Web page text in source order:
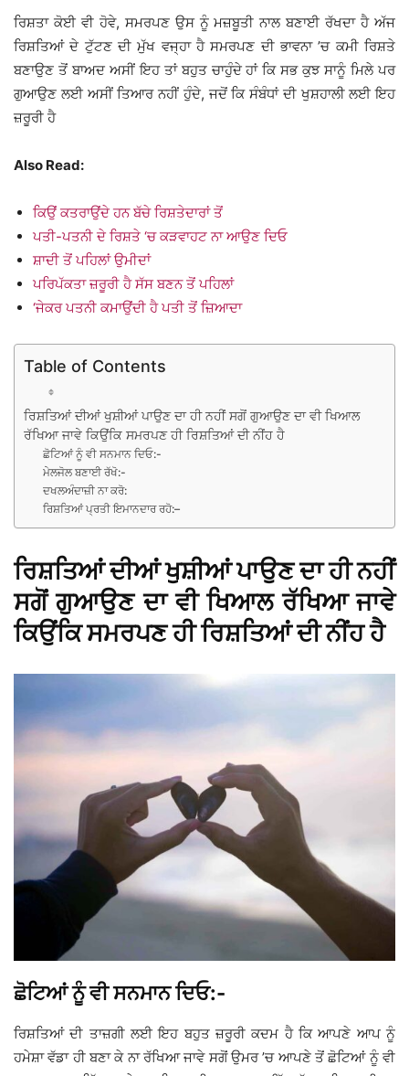
ਰਿਸ਼ਤਾ ਕੋਈ ਵੀ ਹੋਵੇ, ਸਮਰਪਣ ਉਸ ਨੂੰ ਮਜ਼ਬੂਤੀ ਨਾਲ ਬਣਾਈ ਰੱਖਦਾ ਹੈ ਅੱਜ
ਰਿਸ਼ਤਿਆਂ ਦੇ ਟੁੱਟਣ ਦੀ ਮੁੱਖ ਵਜ੍ਹਾ ਹੈ ਸਮਰਪਣ ਦੀ ਭਾਵਨਾ ’ਚ ਕਮੀ ਰਿਸ਼ਤੇ
ਬਣਾਉਣ ਤੋਂ ਬਾਅਦ ਅਸੀਂ ਇਹ ਤਾਂ ਬਹੁਤ ਚਾਹੁੰਦੇ ਹਾਂ ਕਿ ਸਭ ਕੁਝ ਸਾਨੂੰ ਮਿਲੇ ਪਰ
ਗੁਆਉਣ ਲਈ ਅਸੀਂ ਤਿਆਰ ਨਹੀਂ ਹੁੰਦੇ, ਜਦੋਂ ਕਿ ਸੰਬੰਧਾਂ ਦੀ ਖੁਸ਼ਹਾਲੀ ਲਈ ਇਹ
ਜ਼ਰੂਰੀ ਹੈ
Also Read:
ਕਿਉਂ ਕਤਰਾਉਂਦੇ ਹਨ ਬੱਚੇ ਰਿਸ਼ਤੇਦਾਰਾਂ ਤੋਂ
ਪਤੀ-ਪਤਨੀ ਦੇ ਰਿਸ਼ਤੇ ‘ਚ ਕੜਵਾਹਟ ਨਾ ਆਉਣ ਦਿਓ
ਸ਼ਾਦੀ ਤੋਂ ਪਹਿਲਾਂ ਉਮੀਦਾਂ
ਪਰਿਪੱਕਤਾ ਜ਼ਰੂਰੀ ਹੈ ਸੱਸ ਬਣਨ ਤੋਂ ਪਹਿਲਾਂ
‘ਜੇਕਰ ਪਤਨੀ ਕਮਾਉਂਦੀ ਹੈ ਪਤੀ ਤੋਂ ਜ਼ਿਆਦਾ
Table of Contents
ਰਿਸ਼ਤਿਆਂ ਦੀਆਂ ਖੁਸ਼ੀਆਂ ਪਾਉਣ ਦਾ ਹੀ ਨਹੀਂ ਸਗੋਂ ਗੁਆਉਣ ਦਾ ਵੀ ਖਿਆਲ
ਰੱਖਿਆ ਜਾਵੇ ਕਿਉਂਕਿ ਸਮਰਪਣ ਹੀ ਰਿਸ਼ਤਿਆਂ ਦੀ ਨੀਂਹ ਹੈ
ਛੋਟਿਆਂ ਨੂੰ ਵੀ ਸਨਮਾਨ ਦਿਓ:-
ਮੇਲਜੋਲ ਬਣਾਈ ਰੱਖੋ:-
ਦਖਲਅੰਦਾਜ਼ੀ ਨਾ ਕਰੋ:
ਰਿਸ਼ਤਿਆਂ ਪ੍ਰਤੀ ਇਮਾਨਦਾਰ ਰਹੋ:–
ਰਿਸ਼ਤਿਆਂ ਦੀਆਂ ਖੁਸ਼ੀਆਂ ਪਾਉਣ ਦਾ ਹੀ ਨਹੀਂ
ਸਗੋਂ ਗੁਆਉਣ ਦਾ ਵੀ ਖਿਆਲ ਰੱਖਿਆ ਜਾਵੇ
ਕਿਉਂਕਿ ਸਮਰਪਣ ਹੀ ਰਿਸ਼ਤਿਆਂ ਦੀ ਨੀਂਹ ਹੈ
ਛੋਟਿਆਂ ਨੂੰ ਵੀ ਸਨਮਾਨ ਦਿਓ:-
ਰਿਸ਼ਤਿਆਂ ਦੀ ਤਾਜ਼ਗੀ ਲਈ ਇਹ ਬਹੁਤ ਜ਼ਰੂਰੀ ਕਦਮ ਹੈ ਕਿ ਆਪਣੇ ਆਪ ਨੂੰ
ਹਮੇਸ਼ਾ ਵੱਡਾ ਹੀ ਬਣਾ ਕੇ ਨਾ ਰੱਖਿਆ ਜਾਵੇ ਸਗੋਂ ਉਮਰ ’ਚ ਆਪਣੇ ਤੋਂ ਛੋਟਿਆਂ ਨੂੰ ਵੀ